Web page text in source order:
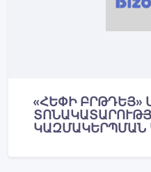
«ՀԵՓԻ ԲՐԹԴԵՅ»
ԿԱԶՄԱԿԵՐՊՄԱՆ